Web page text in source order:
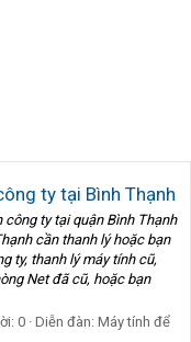
ty tại Bình Thạnh
công ty tại quận Bình Thạnh
cần thanh lý hoặc bạn
ty, thanh lý máy tính cũ,
Net đã cũ, hoặc bạn
0 Diễn đàn: Máy tính để